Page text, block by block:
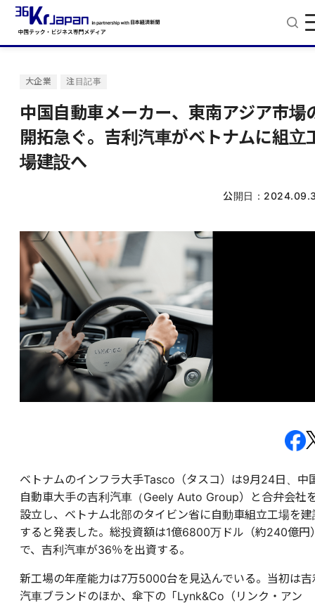
大企業 注目記事
中国自動車メーカー、東南アジア市場
開拓急ぐ。吉利汽車がベトナムに組立
場建設へ
公開日：
ベトナムのインフラ大手Tasco（タスコ）は9月24日、中
自動車大手の吉利汽車（Geely Auto Group）と合弁会社
設立し、ベトナム北部のタイビン省に自動車組立工場を建
すると発表した。総投資額は1億6800万ドル（約240億円
で、吉利汽車が36％を出資する。
新工場の年産能力は7万5000台を見込んでいる。当初は吉
汽車ブランドのほか、傘下の「Lynk&Co（リンク・ アン